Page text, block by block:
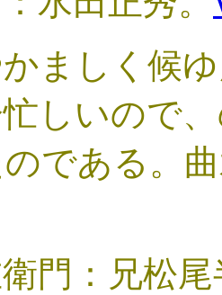
ましく候
しいので
である。
門：兄松